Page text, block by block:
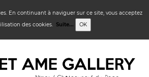
En continuant à naviguer sur ce site, vous acceptez
des cookies. Suite... OK